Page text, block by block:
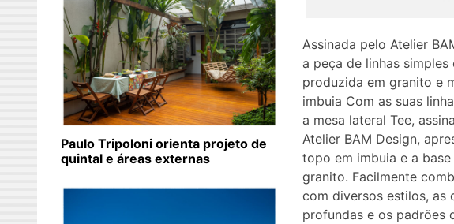
Assinada pelo Atelier
a peça de linhas simples
produzida em granito e
imbuia Com as suas
a mesa lateral Tee,
Atelier BAM Design,
topo em imbuia e a base
granito. Facilmente
com diversos estilos, as
profundas e os padrões
Paulo Tripoloni orienta projeto de
quintal e áreas externas